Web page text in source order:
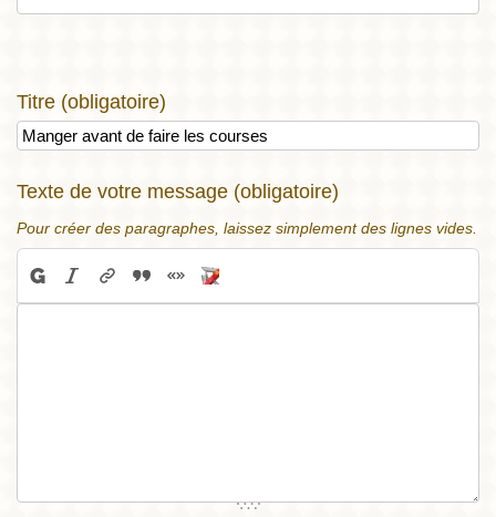
Titre (obligatoire)
Texte de votre message (obligatoire)
Pour créer des paragraphes, laissez simplement des lignes vides.